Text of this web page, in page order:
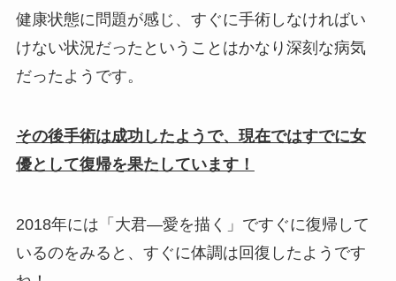
健康状態に問題が感じ、すぐに手術しなければい
けない状況だったということはかなり深刻な病気
だったようです。
その後手術は成功したようで、現在ではすでに女
優として復帰を果たしています！
2018年には「 大君―愛を描く 」ですぐに復帰して
いるのをみると、すぐに体調は回復したようです